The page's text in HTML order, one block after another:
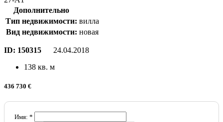
Дополнительно
Тип недвижимости: вилла
Вид недвижимости: новая
ID: 150315
24.04.2018
138 кв. м
436 730 €
Имя: *